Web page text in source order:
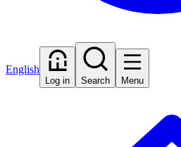
English
Log in Search Menu